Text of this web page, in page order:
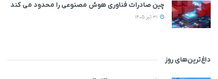
چین صادرات فناوری هوش مصنوعی را محدود می کند
داغ‌ترین‌های روز